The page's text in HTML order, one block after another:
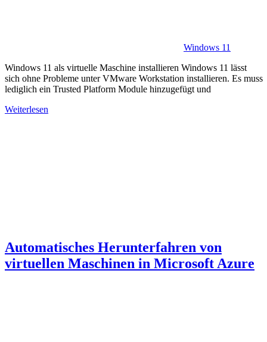
Windows 11
Windows 11 als virtuelle Maschine installieren Windows 11 lässt
sich ohne Probleme unter VMware Workstation installieren. Es muss
lediglich ein Trusted Platform Module hinzugefügt und
Weiterlesen
Automatisches Herunterfahren von
virtuellen Maschinen in Microsoft Azure